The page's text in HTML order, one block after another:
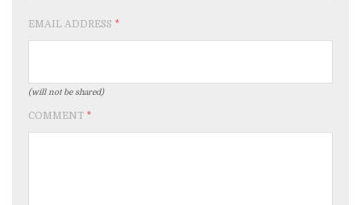
EMAIL ADDRESS *
(will not be shared)
COMMENT *